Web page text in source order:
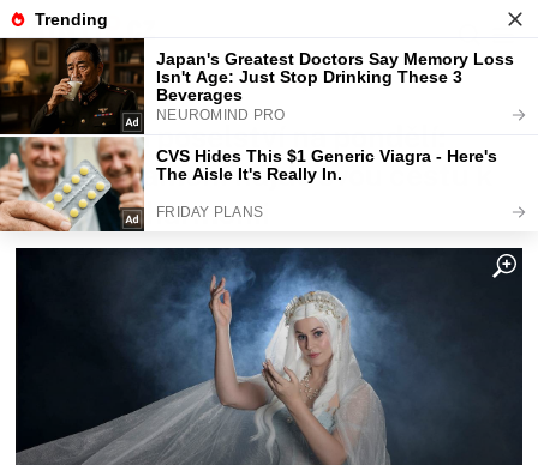
Fajntip.cz Horoskopy a zvěrokruhy
Andělská poselství na pondělí:
Každé znamení najde svou cestu k
radosti a harmonii